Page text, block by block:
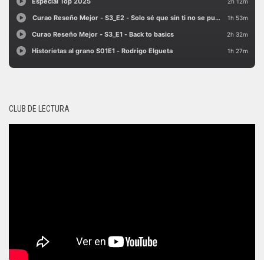
CLUB DE LECTURA